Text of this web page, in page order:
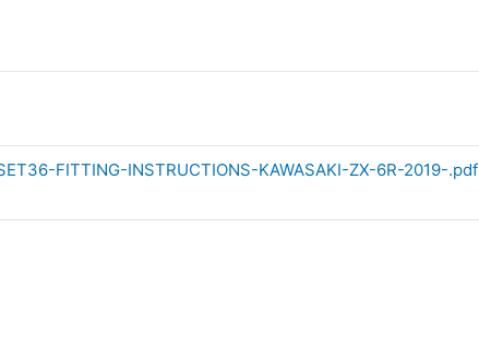
FITTING-INSTRUCTIONS-KAWASAKI-ZX-6R-2019-.pdf